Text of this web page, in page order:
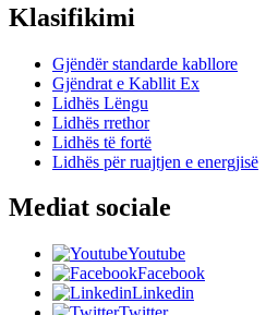
Klasifikimi
Gjëndër standarde kabllore
Gjëndrat e Kabllit Ex
Lidhës Lëngu
Lidhës rrethor
Lidhës të fortë
Lidhës për ruajtjen e energjisë
Mediat sociale
Youtube
Facebook
Linkedin